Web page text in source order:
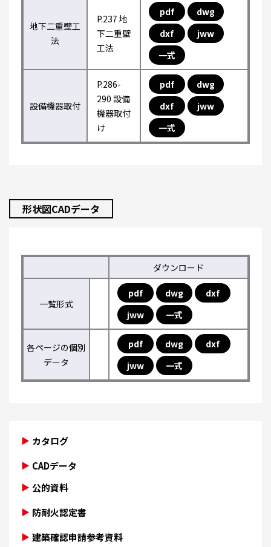
地下二重壁工
法
P.237 地
下二重壁
工法
pdf
dwg
dxf
jww
一式
設備機器取付
P.286-
290 設備
機器取付
け
pdf
dwg
dxf
jww
一式
形状図CADデータ
ダウンロード
一覧形式
pdf dwg
dxf
jww
一式
各ページの個別
データ
pdf dwg
dxf
jww
一式
カタログ
CADデータ
公的資料
防耐火認定書
建築確認申請参考資料